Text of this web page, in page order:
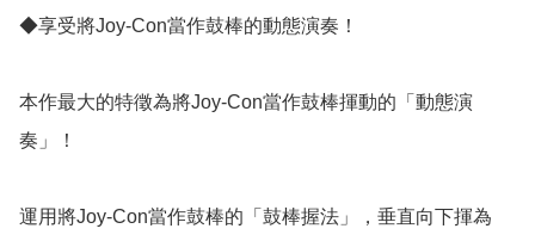
◆享受將Joy-Con當作鼓棒的動態演奏！
本作最大的特徵為將Joy-Con當作鼓棒揮動的「動態演
奏」！
運用將Joy-Con當作鼓棒的「鼓棒握法」，垂直向下揮為